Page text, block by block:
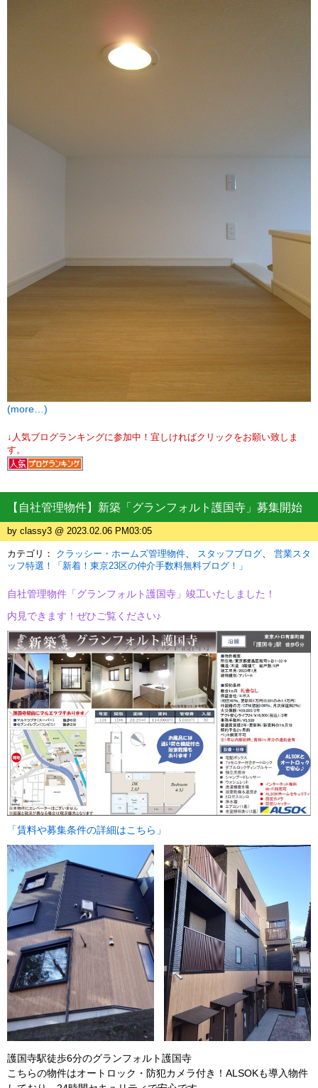
(more…)
↓人気ブログランキングに参加中！宜しければクリックをお願い致しま
す。
【自社管理物件】新築「グランフォルト護国寺」募集開始
by classy3 @ 2023.02.06 PM03:05
カテゴリ： クラッシー・ホームズ管理物件 スタッフブログ
営業スタ
ッフ特選！「新着！東京23区の仲介手数料無料ブログ！」
自社管理物件「グランフォルト護国寺」 竣工いたしました！
内見できます！ぜひご覧ください♪
「賃料や募集条件の詳細はこちら」
護国寺駅徒歩6分のグランフォルト護国寺
こちらの物件はオートロック・防犯カメラ付き！ALSOKも導入物件